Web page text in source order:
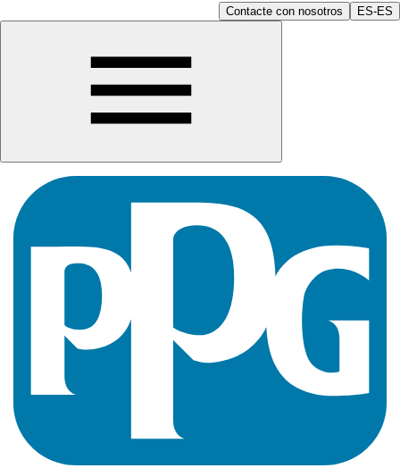
Contacte con nosotros ES-ES